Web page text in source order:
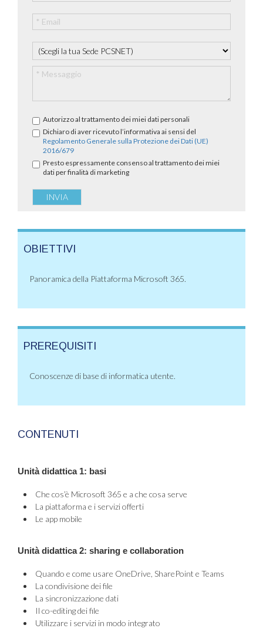
Autorizzo al trattamento dei miei dati personali
Dichiaro di aver ricevuto l’informativa ai sensi del
Regolamento Generale sulla Protezione dei Dati (UE)
2016/679
Presto espressamente consenso al trattamento dei miei
dati per finalità di marketing
OBIETTIVI
Panoramica della Piattaforma Microsoft 365.
PREREQUISITI
Conoscenze di base di informatica utente.
CONTENUTI
Unità didattica 1: basi
Che cos’è Microsoft 365 e a che cosa serve
La piattaforma e i servizi offerti
Le app mobile
Unità didattica 2: sharing e collaboration
Quando e come usare OneDrive, SharePoint e Teams
La condivisione dei file
La sincronizzazione dati
Il co-editing dei file
Utilizzare i servizi in modo integrato